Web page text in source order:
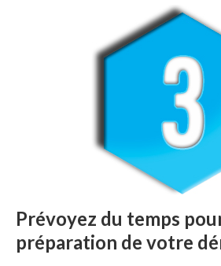
Prévoyez du temps
préparation de votre